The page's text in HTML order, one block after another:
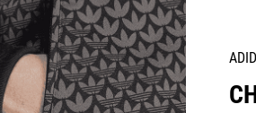
1